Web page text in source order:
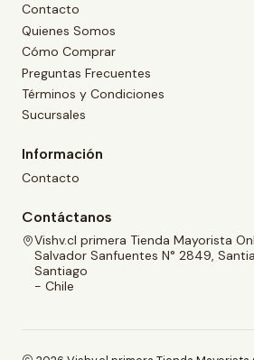
Contacto
Quienes Somos
Cómo Comprar
Preguntas Frecuentes
Términos y Condiciones
Sucursales
Información
Contacto
Contáctanos
Vishv.cl primera Tienda Mayorista
Salvador Sanfuentes N° 2849,
Santiago
- Chile